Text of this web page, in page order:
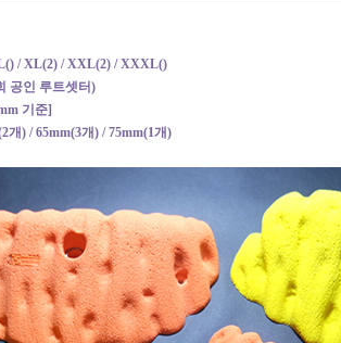
/ XL(2) / XXL(2) / XXXL()
공인 루트셋터)
기준]
개) / 75mm(1개)